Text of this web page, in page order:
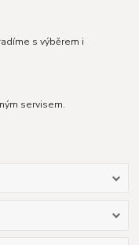
s výběrem i
servisem.